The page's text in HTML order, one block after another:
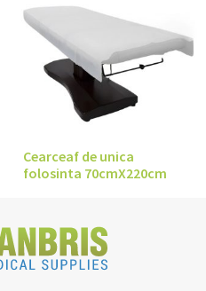
Cearceaf de unica
folosinta 70cmX220cm